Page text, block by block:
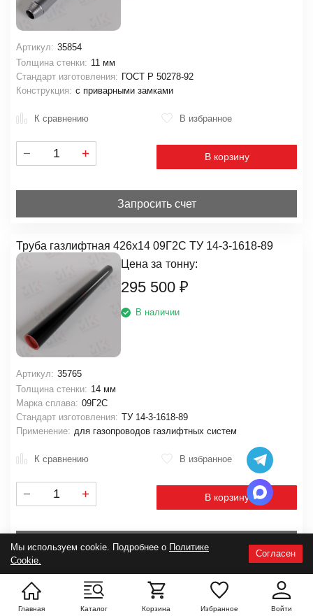
Артикул: 35854
Толщина стенки: 11 мм
Стандарт изготовления: ГОСТ Р 50278-92
Конструкция: с приварными замками
К сравнению В избранное
В корзину
Запросить счет
Труба газлифтная 426х14 09Г2С ТУ 14-3-1618-89
Цена за тонну:
295 500 ₽
В наличии
Артикул: 35765
Толщина стенки: 14 мм
Марка сплава: 09Г2С
Стандарт изготовления: ТУ 14-3-1618-89
Применение: для газопроводов газлифтных систем
К сравнению В избранное
В корзину
Запросить счет
Труба колонковая 146х5х4000 мм ГОСТ 6238-77
Цена за
Главная Каталог Корзина Избранное Войти
Мы используем cookie. Подробнее о Политике
Cookie.
Согласен